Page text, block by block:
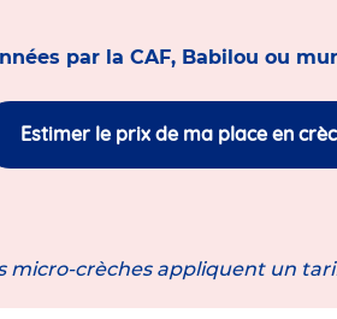
par la CAF, Babilou ou
Estimer le prix de ma place en
micro-crèches appliquent un